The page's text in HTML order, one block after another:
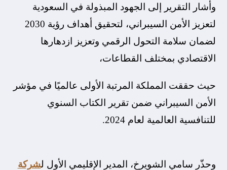
وأشار التقرير إلى الجهود المبذولة في السعودية
لتعزيز الأمن السيبراني، لتحقيق أهداف رؤية 2030
لضمان سلامة التحول الرقمي وتعزيز ازدهارها
الاقتصادي بمختلف القطاعات،
حيث حققت المملكة المرتبة الأولى عالميًا في مؤشر
الأمن السيبراني ضمن تقرير الكتاب السنوي
للتنافسية العالمية لعام 2024.
وحذّر سامي الشويرخ، المدير الإقليمي الأول لشركة